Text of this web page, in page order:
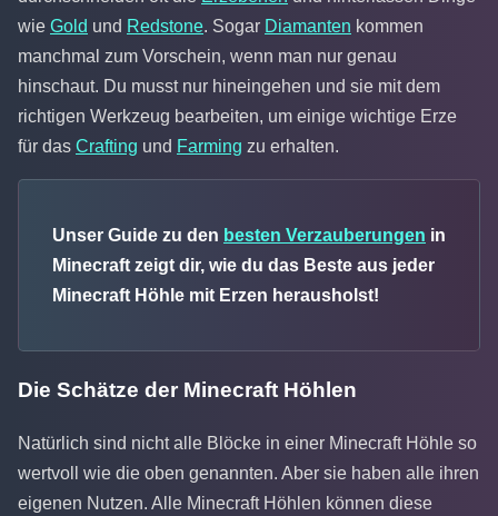
wie Gold und Redstone. Sogar Diamanten kommen
manchmal zum Vorschein, wenn man nur genau
hinschaut. Du musst nur hineingehen und sie mit dem
richtigen Werkzeug bearbeiten, um einige wichtige Erze
für das Crafting und Farming zu erhalten.
Unser Guide zu den besten Verzauberungen in
Minecraft zeigt dir, wie du das Beste aus jeder
Minecraft Höhle mit Erzen herausholst!
Die Schätze der Minecraft Höhlen
Natürlich sind nicht alle Blöcke in einer Minecraft Höhle so
wertvoll wie die oben genannten. Aber sie haben alle ihren
eigenen Nutzen. Alle Minecraft Höhlen können diese